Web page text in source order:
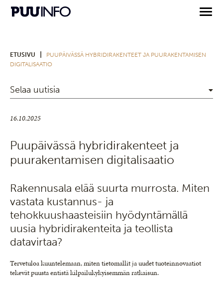
ETUSIVU
PUUPÄIVÄSSÄ HYBRIDIRAKENTEET JA PUURAKENTAMISEN
DIGITALISAATIO
Selaa uutisia
16.10.2025
Puupäivässä hybridirakenteet ja
puurakentamisen digitalisaatio
Rakennusala elää suurta murrosta. Miten
vastata kustannus- ja
tehokkuushaasteisiin hyödyntämällä
uusia hybridirakenteita ja teollista
datavirtaa?
Tervetuloa kuuntelemaan, miten tietomallit ja uudet tuoteinnovaatiot
tekevät puusta entistä kilpailukykyisemmän ratkaisun.